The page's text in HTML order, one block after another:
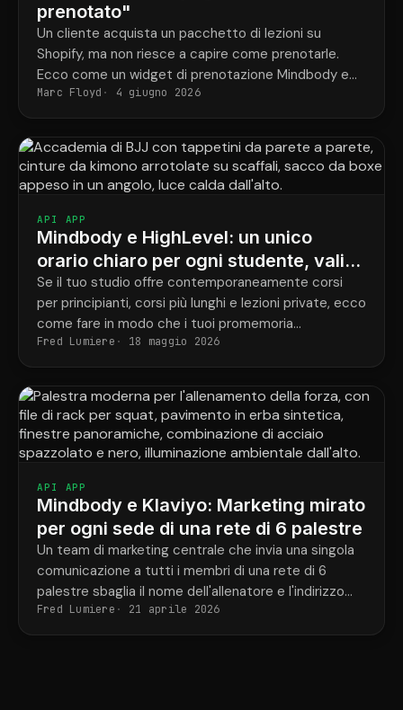
prenotato"
Un cliente acquista un pacchetto di lezioni su
Shopify, ma non riesce a capire come prenotarle.
Ecco come un widget di prenotazione Mindbody e
ShopConnect risolvono definitivamente questo
problema.
Marc Floyd 4 giugno 2026
API APP
Mindbody e HighLevel: un unico
orario chiaro per ogni studente, valido
per tutti i programmi.
Se il tuo studio offre contemporaneamente corsi
per principianti, corsi più lunghi e lezioni private, ecco
come fare in modo che i tuoi promemoria
corrispondano finalmente alle prenotazioni effettive
di ogni studente.
Fred Lumiere 18 maggio 2026
API APP
Mindbody e Klaviyo: Marketing mirato
per ogni sede di una rete di 6 palestre
Un team di marketing centrale che invia una singola
comunicazione a tutti i membri di una rete di 6
palestre sbaglia il nome dell'allenatore e l'indirizzo
della palestra nella metà dei casi.
Fred Lumiere 21 aprile 2026